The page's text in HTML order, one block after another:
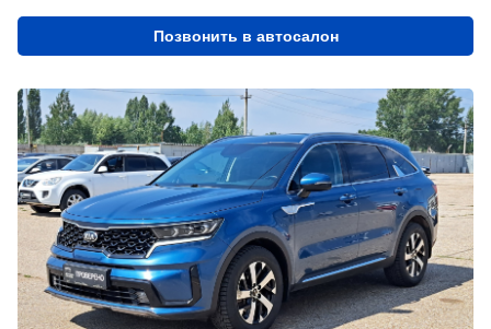
Позвонить в автосалон